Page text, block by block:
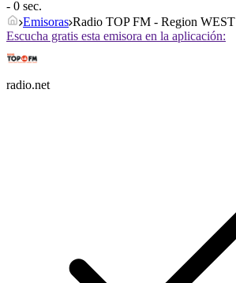
- 0 sec.
Emisoras Radio TOP FM - Region WEST
Escucha gratis esta emisora en la aplicación:
radio.net